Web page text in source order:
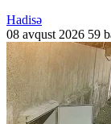
Hadisə
08 avqust 2026 59